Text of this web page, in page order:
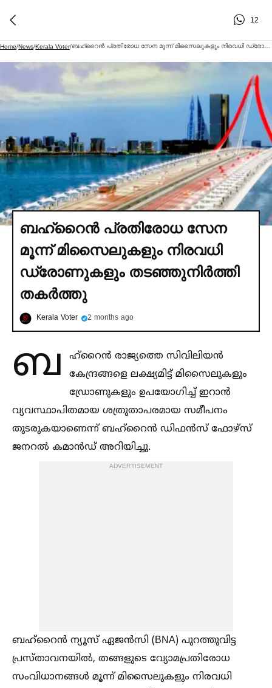
12
Home/News/Kerala Voter/
ബഹ്‌റൈൻ പ്രതിരോധ സേന
മൂന്ന് മിസൈലുകളും നിരവധി
ഡ്രോണുകളും തടഞ്ഞുനിര്‍ത്തി
തകര്‍ത്തു
Kerala Voter 2 months ago
ബ
ഹ്റൈൻ രാജ്യത്തെ സിവിലിയൻ
കേന്ദ്രങ്ങളെ ലക്ഷ്യമിട്ട് മിസൈലുകളും
ഡ്രോണുകളും ഉപയോഗിച്ച്‌ ഇറാൻ
വ്യവസ്ഥാപിതമായ ശത്രുതാപരമായ സമീപനം
തുടരുകയാണെന്ന് ബഹ്റൈൻ ഡിഫൻസ് ഫോഴ്സ്
ജനറല്‍ കമാൻഡ് അറിയിച്ചു.
ADVERTISEMENT
ബഹ്റൈൻ ന്യൂസ് ഏജൻസി (BNA) പുറത്തുവിട്ട
പ്രസ്താവനയില്‍, തങ്ങളുടെ വ്യോമപ്രതിരോധ
സംവിധാനങ്ങള്‍ മൂന്ന് മിസൈലുകളും നിരവധി